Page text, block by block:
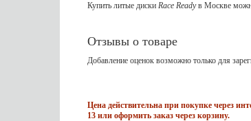
Купить литые диски Race Readyв Москве
Отзывы о товаре
Добавление оценок возможно только для
Цена действительна при покупке через
13 или оформить заказ через корзину.